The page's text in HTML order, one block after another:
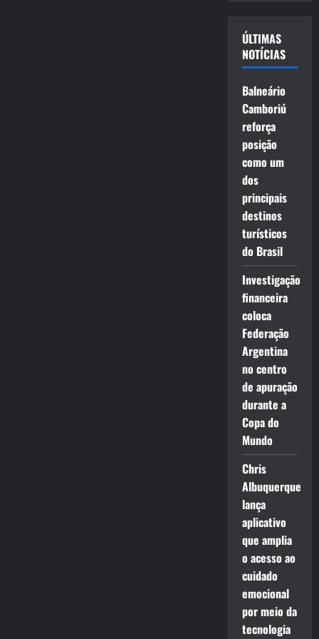
ÚLTIMAS
NOTÍCIAS
Balneário
Camboriú
reforça
posição
como um
dos
principais
destinos
turísticos
do Brasil
Investigação
financeira
coloca
Federação
Argentina
no centro
de apuração
durante a
Copa do
Mundo
Chris
Albuquerque
lança
aplicativo
que amplia
o acesso ao
cuidado
emocional
por meio da
tecnologia